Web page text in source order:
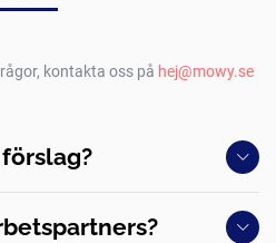
kontakta oss på hej@mowy.se